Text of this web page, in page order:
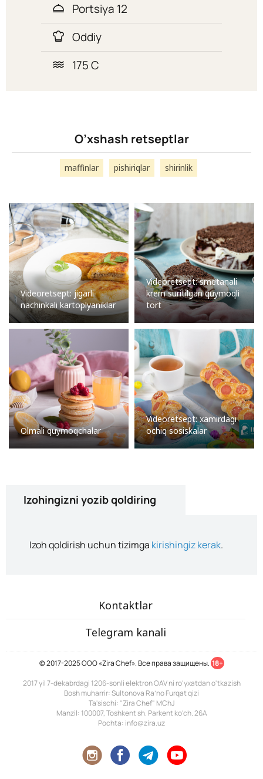
Portsiya 12
Oddiy
175 C
O’xshash retseptlar
maffinlar pishiriqlar shirinlik
Videoretsept: jigarli
nachinkali kartoplyaniklar
Videoretsept: smetanali
krem suritilgan quymoqli
tort
Olmali quymoqchalar
Videoretsept: xamirdagi
ochiq sosiskalar
Izohingizni yozib qoldiring
Izoh qoldirish uchun tizimga kirishingiz kerak.
Kontaktlar
Telegram kanali
© 2017-2025 ООО «Zira Chef». Все права защищены. 18+
2017 yil 7-dekabrdagi 1206-sonli elektron OAV ni ro'yxatdan o'tkazish
Bosh muharrir: Sultonova Ra’no Furqat qizi
Ta'sischi: "Zira Chef" MChJ
Manzil: 100007, Toshkent sh. Parkent ko'ch. 26A
Pochta: info@zira.uz